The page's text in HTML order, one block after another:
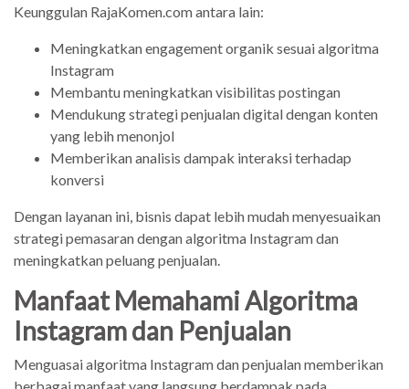
Keunggulan RajaKomen.com antara lain:
Meningkatkan engagement organik sesuai algoritma
Instagram
Membantu meningkatkan visibilitas postingan
Mendukung strategi penjualan digital dengan konten
yang lebih menonjol
Memberikan analisis dampak interaksi terhadap
konversi
Dengan layanan ini, bisnis dapat lebih mudah menyesuaikan
strategi pemasaran dengan algoritma Instagram dan
meningkatkan peluang penjualan.
Manfaat Memahami Algoritma
Instagram dan Penjualan
Menguasai algoritma Instagram dan penjualan memberikan